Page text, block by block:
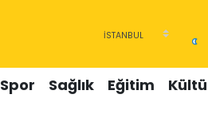
Spor Sağlık Eğitim